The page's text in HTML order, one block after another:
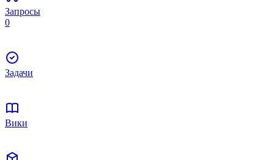
Запросы
0
Задачи
Вики